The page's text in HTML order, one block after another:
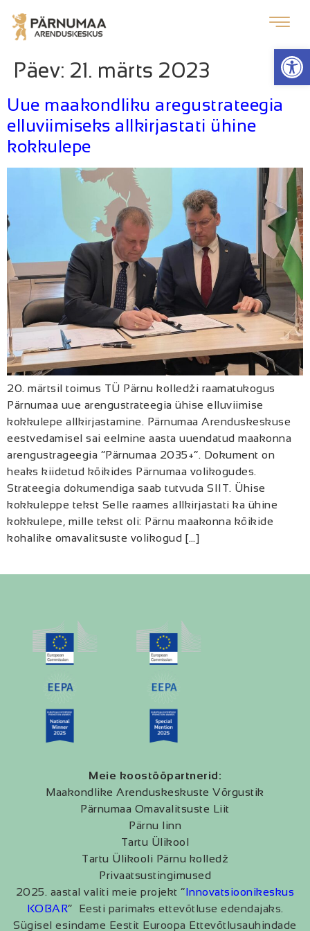
Päev: 21. märts 2023
Uue maakondliku aregustrateegia
elluviimiseks allkirjastati ühine
kokkulepe
20. märtsil toimus TÜ Pärnu kolledži raamatukogus
Pärnumaa uue arengustrateegia ühise elluviimise
kokkulepe allkirjastamine. Pärnumaa Arenduskeskuse
eestvedamisel sai eelmine aasta uuendatud maakonna
arengustrageegia “Pärnumaa 2035+”. Dokument on
heaks kiidetud kõikides Pärnumaa volikogudes.
Strateegia dokumendiga saab tutvuda SIIT. Ühise
kokkuleppe tekst Selle raames allkirjastati ka ühine
kokkulepe, mille tekst oli: Pärnu maakonna kõikide
kohalike omavalitsuste volikogud […]
Meie koostööpartnerid:
Maakondlike Arenduskeskuste Võrgustik
Pärnumaa Omavalitsuste Liit
Pärnu linn
Tartu Ülikool
Tartu Ülikooli Pärnu kolledž
Privaatsustingimused
2025. aastal valiti meie projekt “ Innovatsioonikeskus
KOBAR” Eesti parimaks ettevõtluse edendajaks.
Sügisel esindame Eestit Euroopa Ettevõtlusauhindade